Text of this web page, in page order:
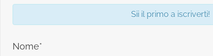
Sii il primo a iscriverti!
Nome*